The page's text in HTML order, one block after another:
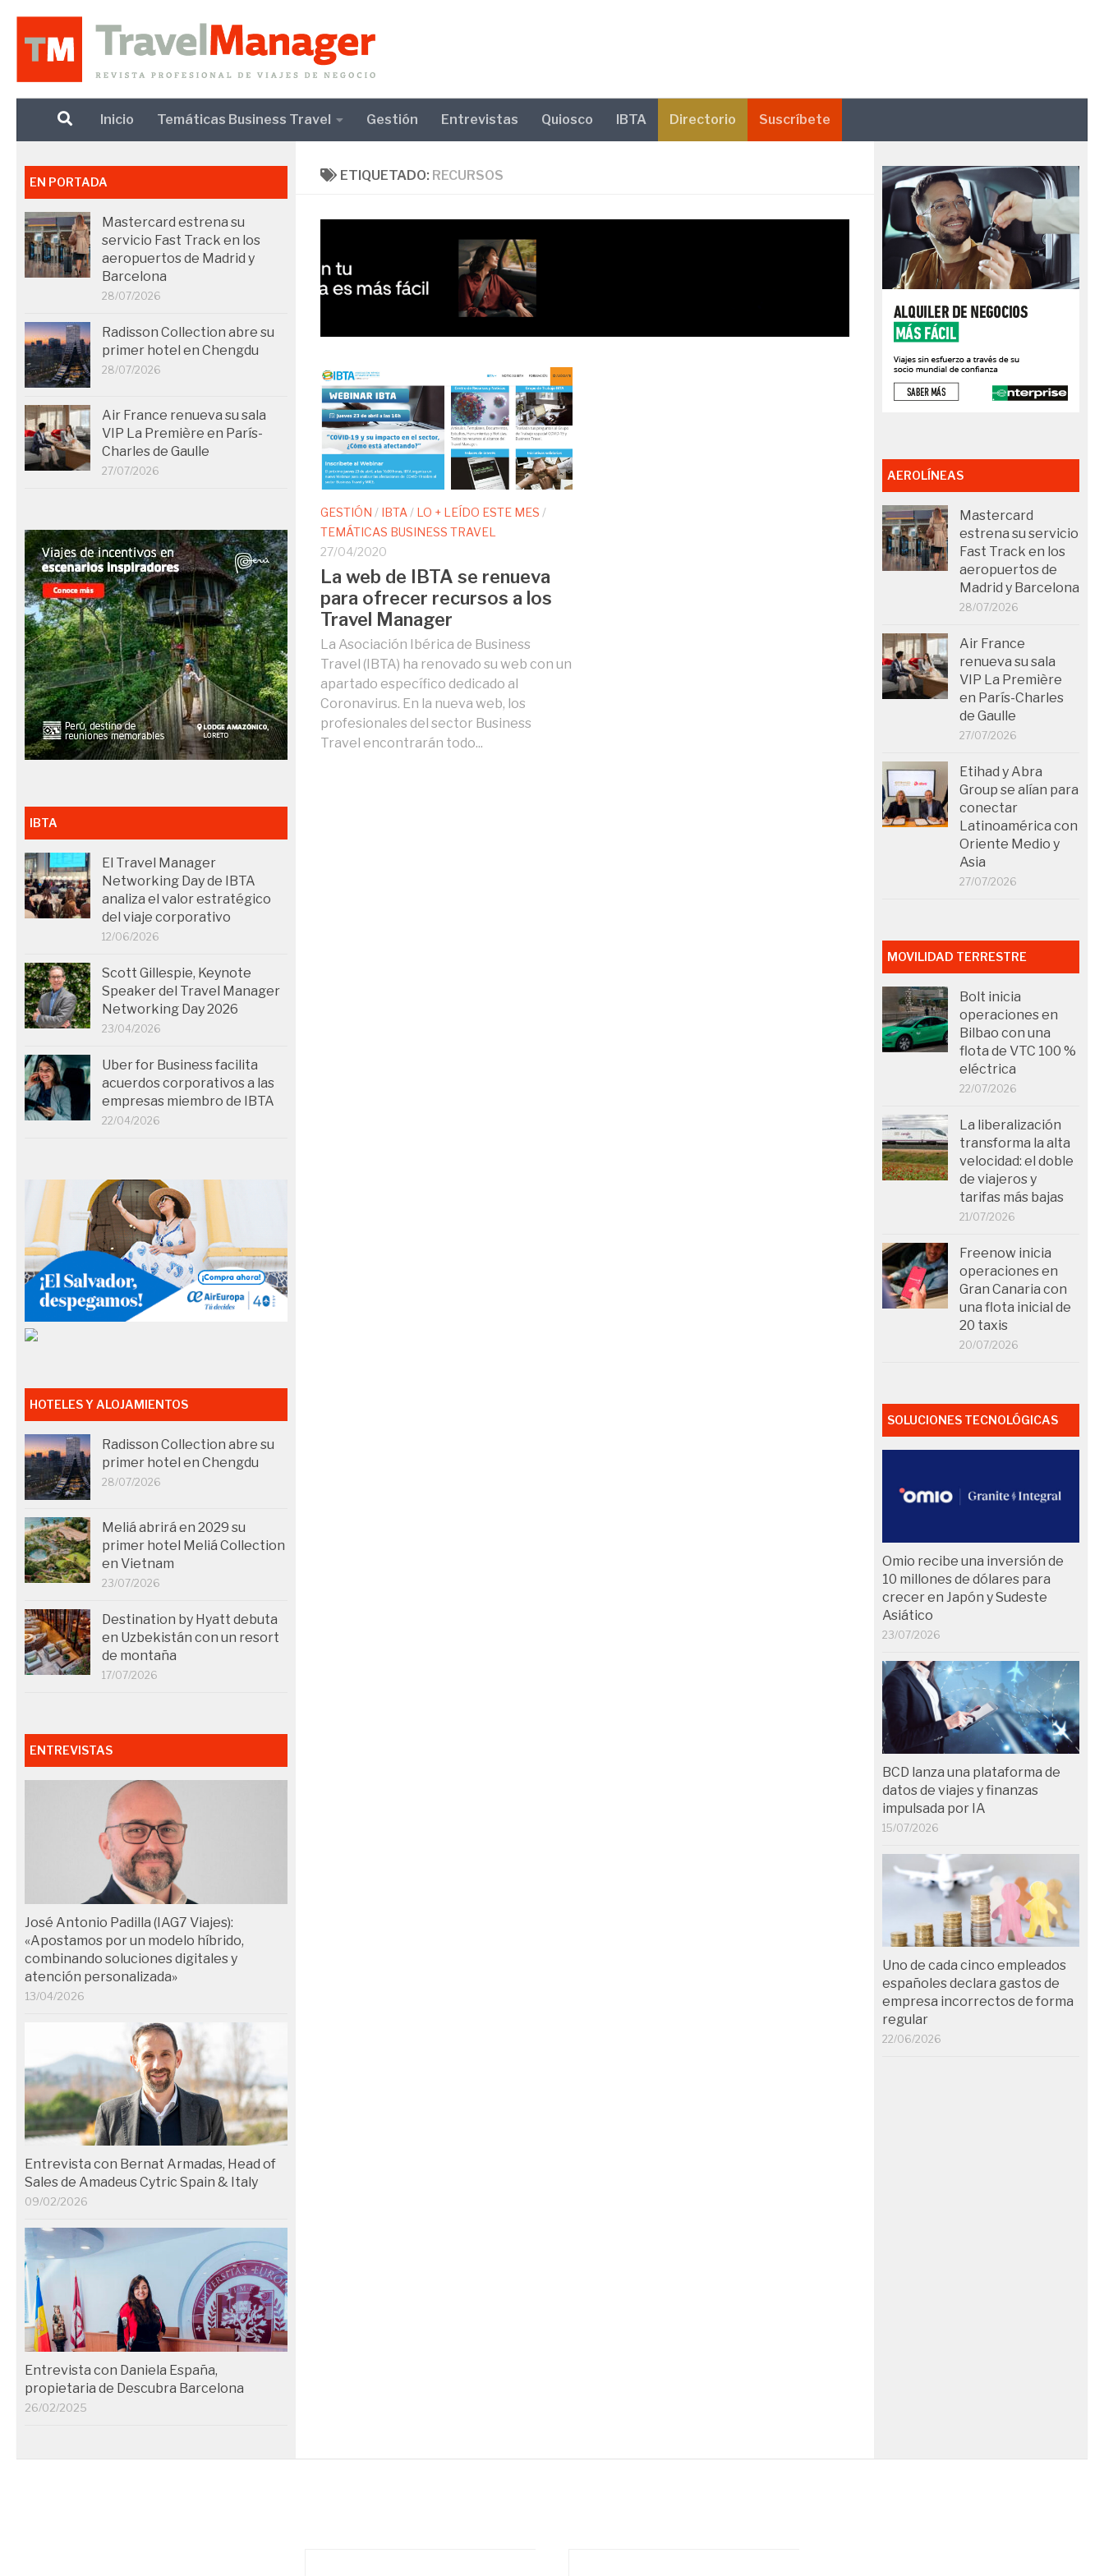
Debajo del contenido
Inicio Temáticas Business Travel Gestión Entrevistas Quiosco IBTA Directorio Suscríbete
ETIQUETADO: RECURSOS
GESTIÓN / IBTA / LO + LEÍDO ESTE MES /
TEMÁTICAS BUSINESS TRAVEL
27/04/2020
La web de IBTA se renueva
para ofrecer recursos a los
Travel Manager
La Asociación Ibérica de Business
Travel (IBTA) ha renovado su web con un
apartado específico dedicado al
Coronavirus. En la nueva web, los
profesionales del sector Business
Travel encontrarán todo...
EN PORTADA
Mastercard estrena su
servicio Fast Track en los
aeropuertos de Madrid y
Barcelona
28/07/2026
Radisson Collection abre su
primer hotel en Chengdu
28/07/2026
Air France renueva su sala
VIP La Première en París-
Charles de Gaulle
27/07/2026
IBTA
El Travel Manager
Networking Day de IBTA
analiza el valor estratégico
del viaje corporativo
12/06/2026
Scott Gillespie, Keynote
Speaker del Travel Manager
Networking Day 2026
23/04/2026
Uber for Business facilita
acuerdos corporativos a las
empresas miembro de IBTA
22/04/2026
HOTELES Y ALOJAMIENTOS
Radisson Collection abre su
primer hotel en Chengdu
28/07/2026
Meliá abrirá en 2029 su
primer hotel Meliá Collection
en Vietnam
23/07/2026
Destination by Hyatt debuta
en Uzbekistán con un resort
de montaña
17/07/2026
ENTREVISTAS
José Antonio Padilla (IAG7 Viajes):
«Apostamos por un modelo híbrido,
combinando soluciones digitales y
atención personalizada»
13/04/2026
Entrevista con Bernat Armadas, Head of
Sales de Amadeus Cytric Spain & Italy
09/02/2026
Entrevista con Daniela España,
propietaria de Descubra Barcelona
26/02/2025
AEROLÍNEAS
Mastercard
estrena su servicio
Fast Track en los
aeropuertos de
Madrid y Barcelona
28/07/2026
Air France
renueva su sala
VIP La Première
en París-Charles
de Gaulle
27/07/2026
Etihad y Abra
Group se alían para
conectar
Latinoamérica con
Oriente Medio y
Asia
27/07/2026
MOVILIDAD TERRESTRE
Bolt inicia
operaciones en
Bilbao con una
flota de VTC 100 %
eléctrica
22/07/2026
La liberalización
transforma la alta
velocidad: el doble
de viajeros y
tarifas más bajas
21/07/2026
Freenow inicia
operaciones en
Gran Canaria con
una flota inicial de
20 taxis
20/07/2026
SOLUCIONES TECNOLÓGICAS
Omio recibe una inversión de
10 millones de dólares para
crecer en Japón y Sudeste
Asiático
23/07/2026
BCD lanza una plataforma de
datos de viajes y finanzas
impulsada por IA
15/07/2026
Uno de cada cinco empleados
españoles declara gastos de
empresa incorrectos de forma
regular
22/06/2026